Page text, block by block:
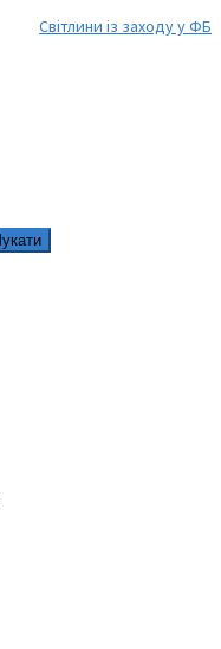
Світлини із заходу у ФБ